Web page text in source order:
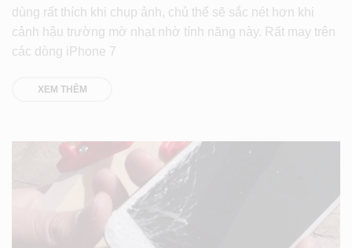
dùng rất thích khi chụp ảnh, chủ thể sẽ sắc nét hơn khi
cảnh hậu trường mờ nhạt nhờ tính năng này. Rất may trên
các dòng iPhone 7
XEM THÊM